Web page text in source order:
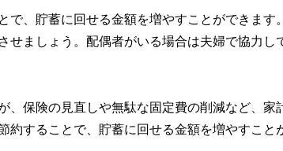
で、貯蓄に回せる金額を増やすことができま
せましょう。配偶者がいる場合は夫婦で協力
、保険の見直しや無駄な固定費の削減など、
約することで、貯蓄に回せる金額を増やすこと